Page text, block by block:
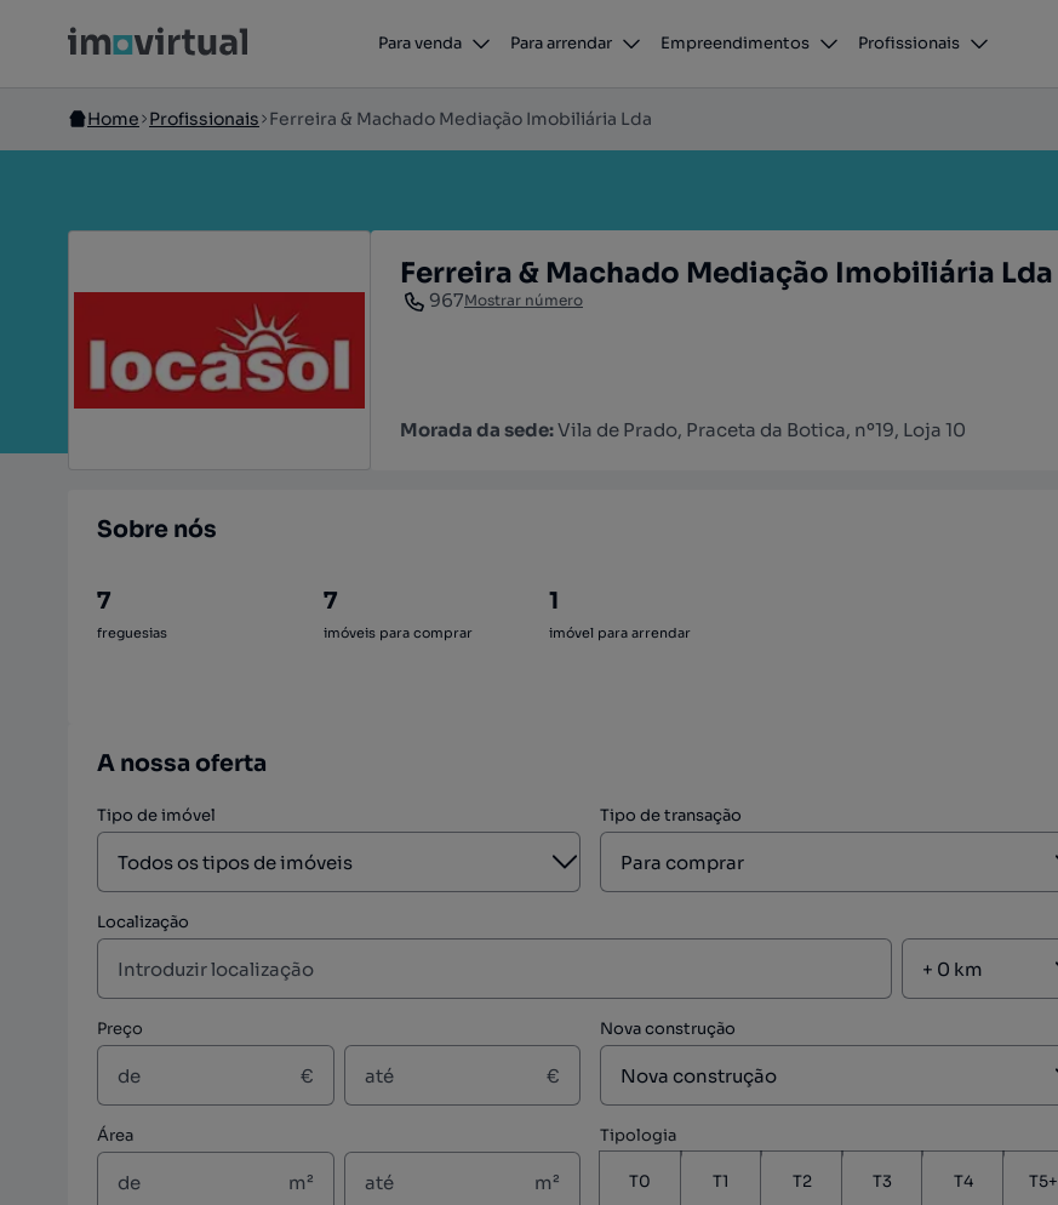
Para venda Para arrendar Empreendimentos Profissionais
Home Profissionais Ferreira & Machado Mediação Imobiliária Lda
Ferreira & Machado Mediação Imobiliária Lda
967Mostrar número
Morada da sede:Vila de Prado, Praceta da Botica, nº19, Loja 10
Sobre nós
7
freguesias
7
imóveis para comprar
1
imóvel para arrendar
A nossa oferta
Tipo de imóvel
Aberto
Tipo de transação
Localização
Nova construção
Preço
€ €
Área
m² m²
Tipologia
T0 T1 T2 T3 T4 T5+